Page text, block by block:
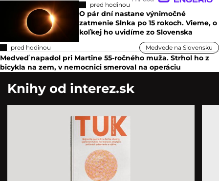
pred hodinou
O pár dní nastane výnimočné
zatmenie Slnka po 15 rokoch. Vieme, o
koľkej ho uvidíme zo Slovenska
pred hodinou Medvede na Slovensku
Medveď napadol pri Martine 55-ročného muža. Strhol ho z
bicykla na zem, v nemocnici smeroval na operáciu
Knihy od interez.sk